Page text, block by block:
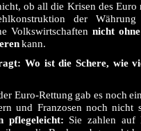
ob all die Krisen des
der
Volkswirtschaften nicht
kann.
Wo ist die Schere, wie
Euro-Rettung gab es noch
und Franzosen noch nicht
pflegeleicht: Sie zahlen auf